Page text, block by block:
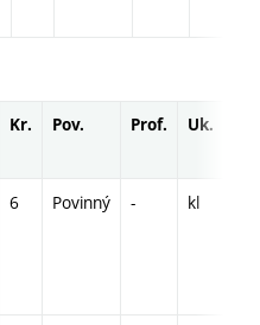
Kr. Pov. Prof. Uk.
6 Povinný - kl